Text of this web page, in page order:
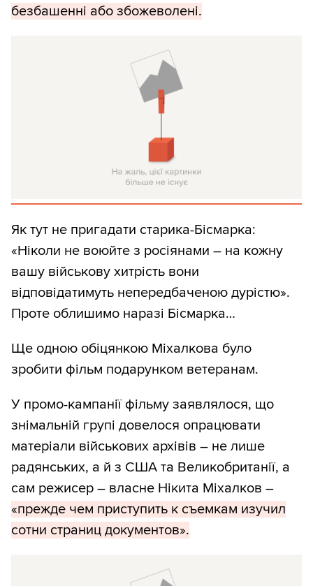
безбашенні або збожеволені.
Як тут не пригадати старика-Бісмарка:
«Ніколи не воюйте з росіянами – на кожну
вашу військову хитрість вони
відповідатимуть непередбаченою дурістю».
Проте облишимо наразі Бісмарка…
Ще одною обіцянкою Міхалкова було
зробити фільм подарунком ветеранам.
У промо-кампанії фільму заявлялося, що
знімальній групі довелося опрацювати
матеріали військових архівів – не лише
радянських, а й з США та Великобританії, а
сам режисер – власне Нікита Міхалков –
«прежде чем приступить к съемкам изучил
сотни страниц документов».